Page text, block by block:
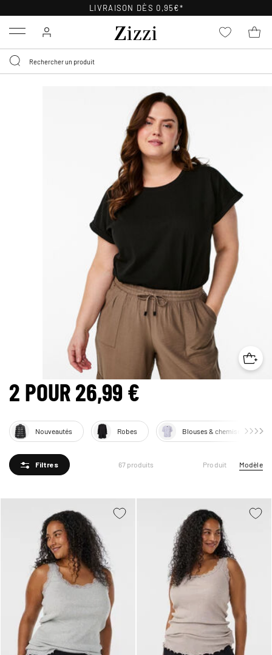
POLITIQUE DE RETOUR DE 30 JOURS
Menu
2 POUR 26,99 €
Nouveautés Robes Blouses & chemises
Filtres 67 produits Produit Modèle